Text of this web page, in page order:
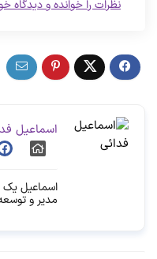
نظرات را خوانده و دیدگاه
اسماعیل
اسماعیل
مدیر و